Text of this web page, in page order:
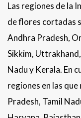
Las regiones de la
de flores cortadas
Andhra Pradesh,
Sikkim,
Nadu y Kerala. En
regiones en las
Pradesh, Tamil